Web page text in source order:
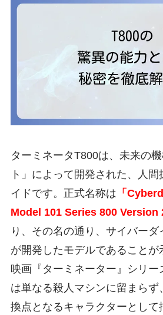
ターミネータT800は、未来の
ト」によって開発された、人
イドです。正式名称は 「
Model 101 Series 800 Version
り、その名の通り、サイバー
が開発したモデルであることが
映画『ターミネーター』シリー
は単なる殺人マシンに留まらず
換点となるキャラクターとして